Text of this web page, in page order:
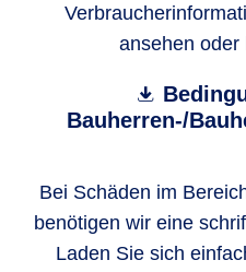
ansehen oder
Bauherren-/
Bei Schäden im
benötigen wir eine
Laden Sie sich